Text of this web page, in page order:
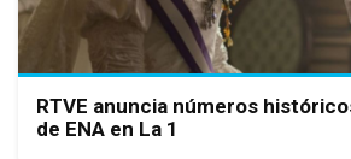
RTVE anuncia números
de ENA en La 1